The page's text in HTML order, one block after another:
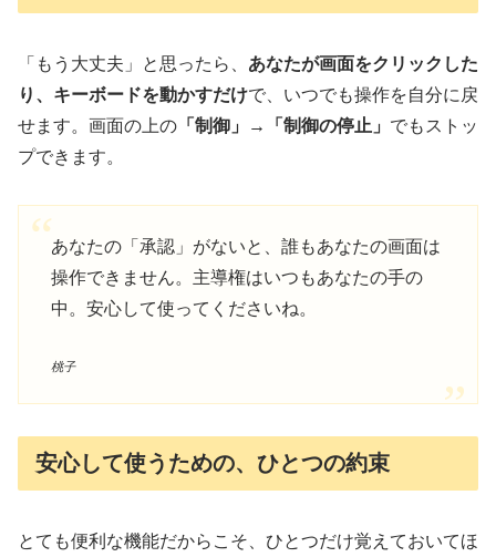
「もう大丈夫」と思ったら、 あなたが画面をクリックした
り、キーボードを動かすだけで、いつでも操作を自分に戻
せます。画面の上の 「制御」→「制御の停止」 でもストッ
プできます。
あなたの「承認」がないと、誰もあなたの画面は
操作できません。主導権はいつもあなたの手の
中。安心して使ってくださいね。
桃子
安心して使うための、ひとつの約束
とても便利な機能だからこそ、ひとつだけ覚えておいてほ